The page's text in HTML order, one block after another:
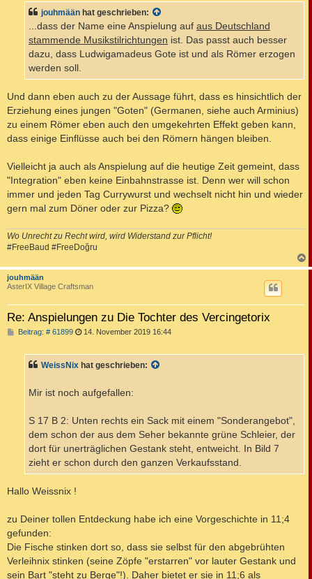
r
a
jouhmään hat geschrieben:
...dass der Name eine Anspielung auf aus Deutschland
stammende Musikstilrichtungen ist. Das passt auch besser
dazu, dass Ludwigamadeus Gote ist und als Römer erzogen
werden soll.
Und dann eben auch zu der Aussage führt, dass es hinsichtlich der
Erziehung eines jungen "Goten" (Germanen, siehe auch Arminius)
zu einem Römer eben auch den umgekehrten Effekt geben kann,
dass einige Einflüsse auch bei den Römern hängen bleiben.
Vielleicht ja auch als Anspielung auf die heutige Zeit gemeint, dass
"Integration" eben keine Einbahnstrasse ist. Denn wer will schon
immer und jeden Tag Currywurst und wechselt nicht hin und wieder
gern mal zum Döner oder zur Pizza?
Wo Unrecht zu Recht wird, wird Widerstand zur Pflicht!
#FreeBaud #FreeDoğru
a
jouhmään
AsterIX Village Craftsman
Re: Anspielungen zu Die Tochter des Vercingetorix
Beitrag: # 61899B
r
14. November 2019 16:44
WeissNix hat geschrieben:
Mir ist noch aufgefallen:
S 17 B 2: Unten rechts ein Sack mit einem "Sonderangebot",
dem schon der aus dem Seher bekannte grüne Schleier, der
dort für unerträglichen Gestank steht, entweicht. In Bild 7
zieht er schon durch den ganzen Verkaufsstand.
Hallo Weissnix !
zu Deiner tollen Entdeckung habe ich eine Vorgeschichte in 11;4
gefunden:
Die Fische stinken dort so, dass sie selbst für den abgebrühten
Verleihnix stinken (seine Zöpfe "erstarren" vor lauter Gestank und
sein Bart "steht zu Berge"!). Daher bietet er sie in 11;6 als